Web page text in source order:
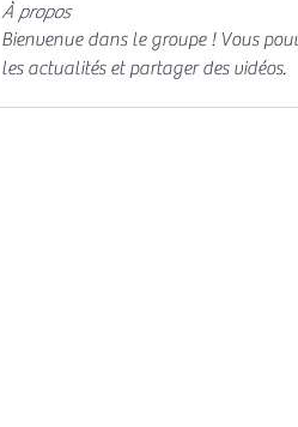
À propos
Bienvenue dans le groupe ! Vous
les actualités et partager des vidéos.